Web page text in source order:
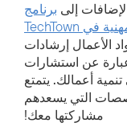
إلىبرنامج
"اسأل خبيرًا" وشبكة الخدمات المهنية في TechTown
الأعمال إرشادات
عن استشارات
تنمية أعمالك. يتمتع
التي يسعدهم
مشاركتها معك!